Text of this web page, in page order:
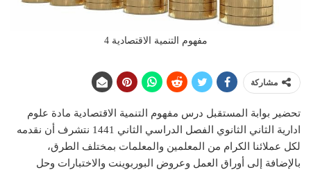
مفهوم التنمية الاقتصادية 4
مشاركة
تحضير بوابة المستقبل درس مفهوم التنمية الاقتصادية مادة علوم
ادارية الثاني الثانوي الفصل الدراسي الثاني 1441 نتشرف أن نقدمه
لكل عملائنا الكرام من المعلمين والمعلمات بمختلف الطرق،
بالإضافة إلى أوراق العمل وعروض البوربوينت والاختبارات وحل